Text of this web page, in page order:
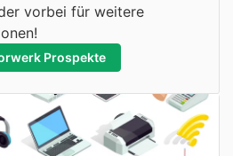
vorbei für weitere
Prospekte